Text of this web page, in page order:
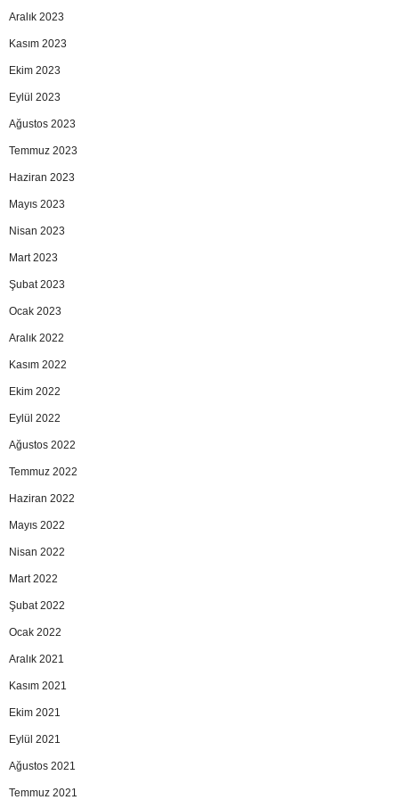
Aralık 2023
Kasım 2023
Ekim 2023
Eylül 2023
Ağustos 2023
Temmuz 2023
Haziran 2023
Mayıs 2023
Nisan 2023
Mart 2023
Şubat 2023
Ocak 2023
Aralık 2022
Kasım 2022
Ekim 2022
Eylül 2022
Ağustos 2022
Temmuz 2022
Haziran 2022
Mayıs 2022
Nisan 2022
Mart 2022
Şubat 2022
Ocak 2022
Aralık 2021
Kasım 2021
Ekim 2021
Eylül 2021
Ağustos 2021
Temmuz 2021